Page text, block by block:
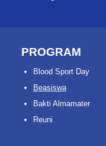
PROGRAM
Blood Sport Day
Beasiswa
Bakti Almamater
Reuni